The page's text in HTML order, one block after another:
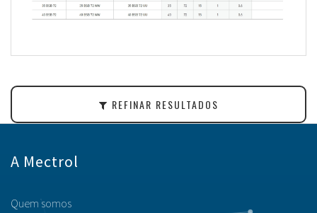
REFINAR RESULTADOS
A Mectrol
Quem somos